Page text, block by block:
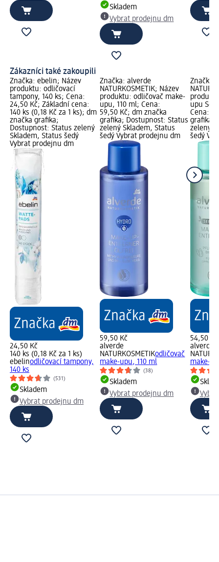
Skladem
Vybrat prodejnu dm
Zákazníci také zakoupili
Značka: ebelin; Název
produktu: odličovací
tampony, 140 ks; Cena:
24,50 Kč; Základní cena:
140 ks (0,18 Kč za 1 ks); dm
značka grafika;
Dostupnost: Status zelený
Skladem, Status šedý
Vybrat prodejnu dm
24,50 Kč
140 ks (0,18 Kč za 1 ks)
ebelinodličovací tampony,
140 ks
(531)
Skladem
Vybrat prodejnu dm
Značka: alverde
NATURKOSMETIK; Název
produktu: odličovač make-
upu, 110 ml; Cena:
59,50 Kč; dm značka
grafika; Dostupnost: Status
zelený Skladem, Status
šedý Vybrat prodejnu dm
59,50 Kč
alverde
NATURKOSMETIKodličovač
make-upu, 110 ml
(38)
Skladem
Vybrat prodejnu dm
Značka:
upu
Cena:
grafika;
zelený
šedý
54,50 Kč
alverde
make-